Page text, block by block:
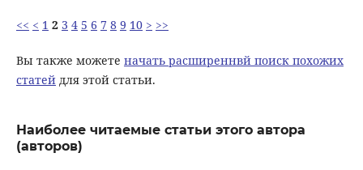
<< < 1 2 3 4 5 6 7 8 9 10 > >>
Вы также можете начать расширеннвй поиск похожих
статейдля этой статьи.
Наиболее читаемые статьи этого автора
(авторов)